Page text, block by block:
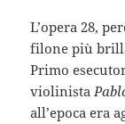
L’opera 28,
filone più
Primo
violinista
all’epoca era